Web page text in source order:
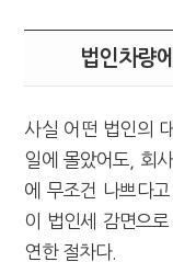
법인차량
사실 어떤 법인의
일에 몰았어도, 회
에 무조건 나쁘다
이 법인세 감면으
연한 절차다.